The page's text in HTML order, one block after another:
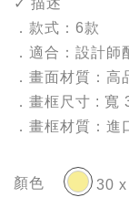
✓ 描述
．款式：6款
．適合：設計
．畫面材質：
．畫框尺寸 : 寬
．畫框材質：進
顏色 30